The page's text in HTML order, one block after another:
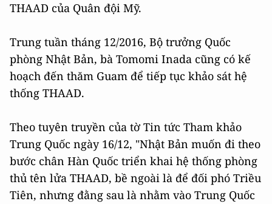
THAAD của Quân đội Mỹ.
Trung tuần tháng 12/2016, Bộ trưởng Quốc
phòng Nhật Bản, bà Tomomi Inada cũng có kế
hoạch đến thăm Guam để tiếp tục khảo sát hệ
thống THAAD.
Theo tuyên truyền của tờ Tin tức Tham khảo
Trung Quốc ngày 16/12, "Nhật Bản muốn đi theo
bước chân Hàn Quốc triển khai hệ thống phòng
thủ tên lửa THAAD, bề ngoài là để đối phó Triều
Tiên, nhưng đằng sau là nhằm vào Trung Quốc